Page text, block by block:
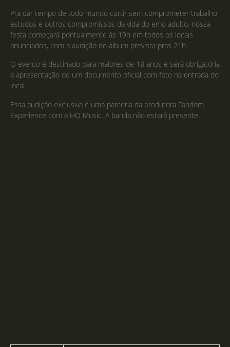
Pra dar tempo de todo mundo curtir sem comprometer trabalho,
estudos e outros compromissos da vida do emo adulto, nossa
festa começará pontualmente às 19h em todos os locais
anunciados, com a audição do álbum prevista pras 21h.
O evento é destinado para maiores de 18 anos e será obrigatória
a apresentação de um documento oficial com foto na entrada do
local.
Essa audição exclusiva é uma parceria da produtora Fandom
Experience com a HQ Music. A banda não estará presente.